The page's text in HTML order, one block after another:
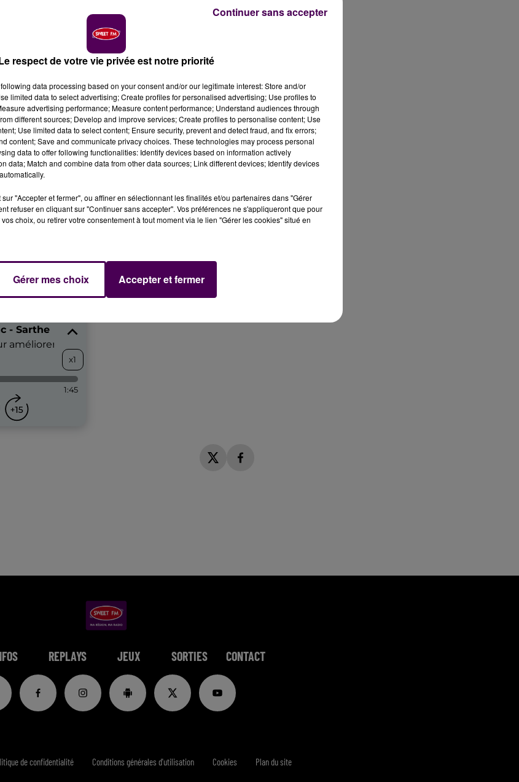
d'étape sur les travaux menés pour en améliorer
REPLAYS JEUX SORTIES CONTACT
de confidentialité Conditions générales d'utilisation Cookies Plan du site
respect de votre vie privée est notre priorité
data processing based on your consent and/or our legitimate interest: Store and/or
limited data to select advertising; Create profiles for personalised advertising; Use profiles to
advertising performance; Measure content performance; Understand audiences through
different sources; Develop and improve services; Create profiles to personalise content; Use
Use limited data to select content; Ensure security, prevent and detect fraud, and fix errors;
content; Save and communicate privacy choices. These technologies may process personal
data to offer following functionalities: Identify devices based on information actively
data; Match and combine data from other data sources; Link different devices; Identify devices
"Accepter et fermer", ou affiner en sélectionnant les finalités et/ou partenaires dans "Gérer
refuser en cliquant sur "Continuer sans accepter". Vos préférences ne s'appliqueront que pour
choix, ou retirer votre consentement à tout moment via le lien "Gérer les cookies" situé en
Gérer mes choix Accepter et fermer
Continuer sans accepter